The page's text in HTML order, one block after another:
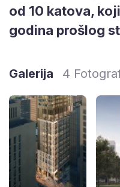
od 10 katova,
godina prošlog
Galerija 4